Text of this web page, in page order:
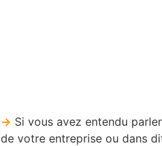
→ Si vous avez entendu parler
de votre entreprise ou dans